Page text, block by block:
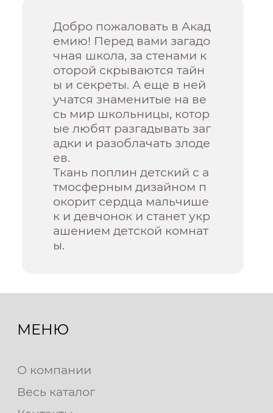
Добро пожаловать в Акад
емию! Перед вами загадо
чная школа, за стенами к
оторой скрываются тайн
ы и секреты. А еще в ней
учатся знаменитые на ве
сь мир школьницы, котор
ые любят разгадывать заг
адки и разоблачать злоде
ев.
Ткань поплин детский с а
тмосферным дизайном п
окорит сердца мальчише
к и девчонок и станет укр
ашением детской комнат
ы.
МЕНЮ
О компании
Весь каталог